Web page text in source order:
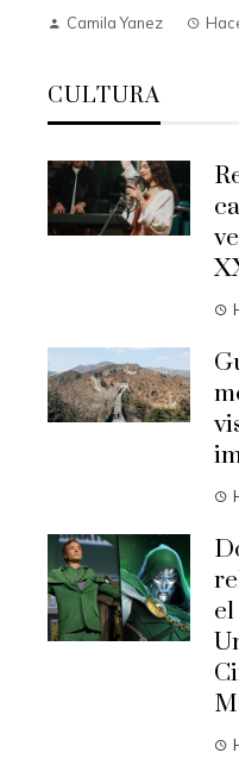
Camila Yanez
CULTURA